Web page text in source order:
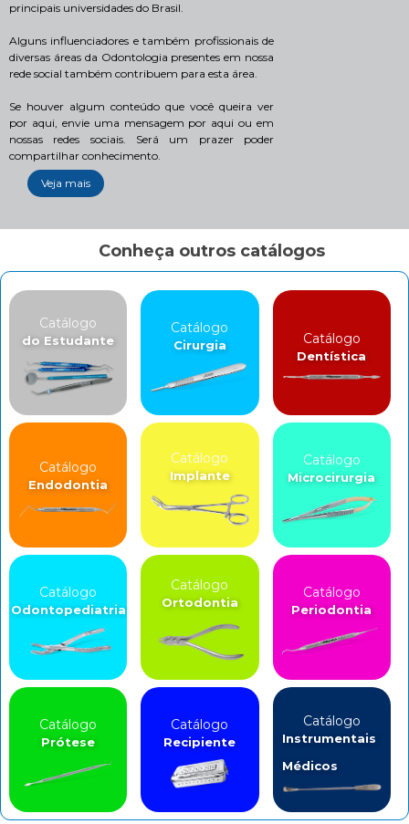
principais universidades do Brasil.
Alguns influenciadores e também profissionais de
diversas áreas da Odontologia presentes em nossa
rede social também contribuem para esta área.
Se houver algum conteúdo que você queira ver
por aqui, envie uma mensagem por aqui ou em
nossas redes sociais. Será um prazer poder
compartilhar conhecimento.
Veja mais
Conheça outros catálogos
Catálogo
do Estudante
Catálogo
Cirurgia Catálogo
Dentística
Catálogo
Endodontia
Catálogo
Implante
Catálogo
Microcirurgia
Catálogo
Odontopediatria
Catálogo
Ortodontia
Catálogo
Periodontia
Catálogo
Prótese
Catálogo
Recipiente
Catálogo
Instrumentais
Médicos